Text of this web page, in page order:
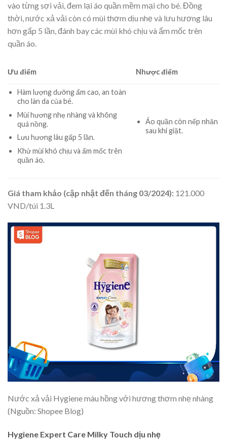
vào từng sợi vải, đem lại áo quần mềm mại cho bé. Đồng
thời, nước xả vải còn có mùi thơm dịu nhẹ và lưu hương lâu
hơn gấp 5 lần, đánh bay các mùi khó chịu và ẩm mốc trên
quần áo.
Ưu điểm Nhược điểm
Hàm lượng dưỡng ẩm cao, an toàn
cho làn da của bé.
Mùi hương nhẹ nhàng và không
quá nồng.
Lưu hương lâu gấp 5 lần.
Khử mùi khó chịu và ẩm mốc trên
quần áo.
Áo quần còn nếp nhăn
sau khi giặt.
Giá tham khảo (cập nhật đến tháng 03/2024): 121.000
VND/túi 1.3L
Nước xả vải Hygiene màu hồng với hương thơm nhẹ nhàng
(Nguồn: Shopee Blog)
Hygiene Expert Care Milky Touch dịu nhẹ